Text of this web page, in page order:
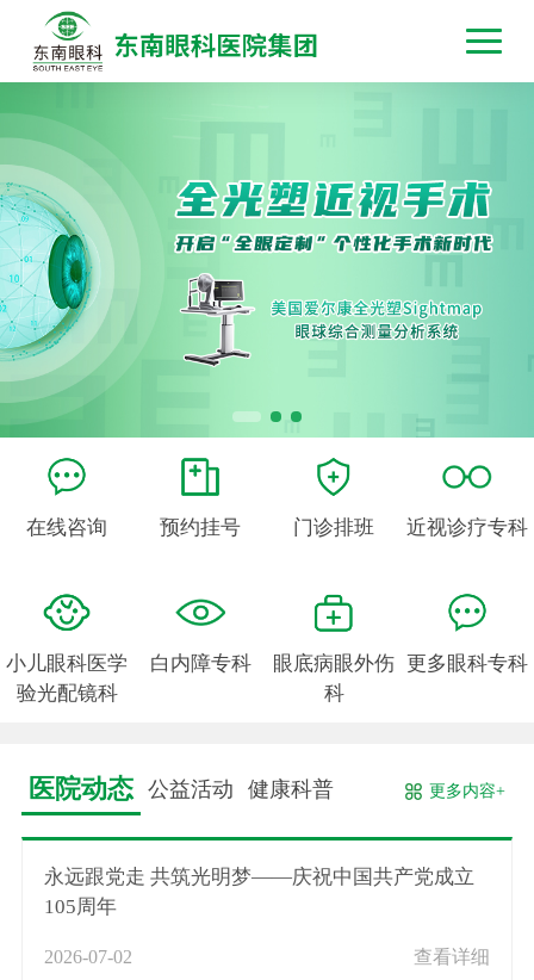
在线咨询 预约挂号 门诊排班 近视诊疗专科
小儿眼科医学
验光配镜科
白内障专科
眼底病眼外伤
科
更多眼科专科
医院动态 公益活动 健康科普 更多内容+
永远跟党走 共筑光明梦——庆祝中国共产党成立
105周年
2026-07-02 查看详细